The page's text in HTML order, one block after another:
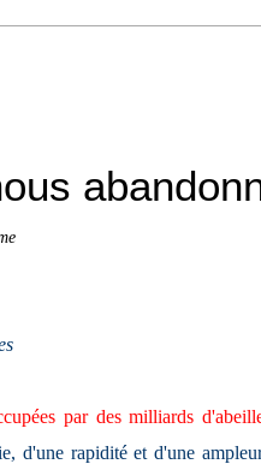
par des milliards
d'une rapidité et d'une